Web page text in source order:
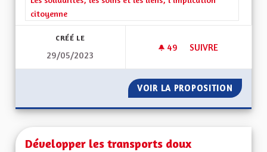
citoyenne
CRÉÉ LE
29/05/2023
49 49 ABONNÉS
SUIVRE
VOIR LA PROPOSITION
Développer les transports doux